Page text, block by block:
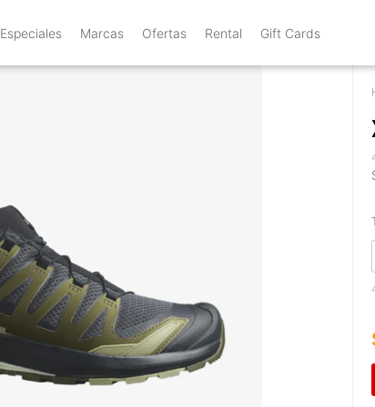
Especiales Marcas Ofertas Rental Gift Cards